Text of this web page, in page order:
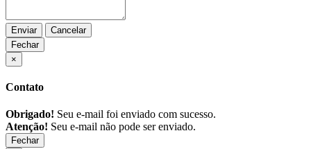
Enviar
Cancelar
Fechar
×
Contato
Obrigado! Seu e-mail foi enviado com sucesso.
Atenção! Seu e-mail não pode ser enviado.
Fechar